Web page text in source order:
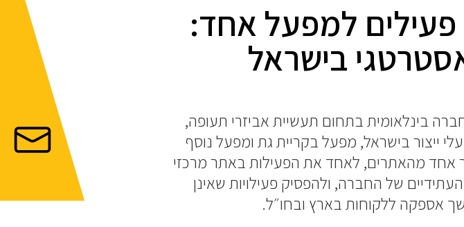
פעילים למפעל אחד:
בישראל
בינלאומית בתחום תעשיית אביזרי תעופה,
ייצור בישראל, מפעל בקריית גת ומפעל נוסף
אחד מהאתרים, לאחד את הפעילות באתר מרכזי
של החברה, ולהפסיק פעילויות שאינן
אספקה ללקוחות בארץ ובחו״ל.